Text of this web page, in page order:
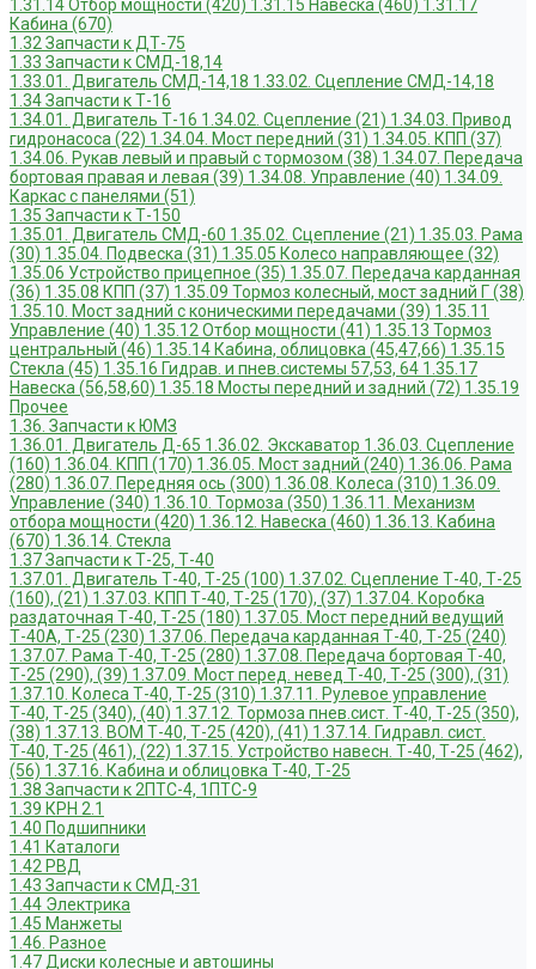
1.31.14 Отбор мощности (420) 1.31.15 Навеска (460) 1.31.17
Кабина (670)
1.32 Запчасти к ДТ-75
1.33 Запчасти к СМД-18,14
1.33.01. Двигатель СМД-14,18 1.33.02. Сцепление СМД-14,18
1.34 Запчасти к Т-16
1.34.01. Двигатель Т-16 1.34.02. Сцепление (21) 1.34.03. Привод
гидронасоса (22) 1.34.04. Мост передний (31) 1.34.05. КПП (37)
1.34.06. Рукав левый и правый с тормозом (38) 1.34.07. Передача
бортовая правая и левая (39) 1.34.08. Управление (40) 1.34.09.
Каркас с панелями (51)
1.35 Запчасти к Т-150
1.35.01. Двигатель СМД-60 1.35.02. Сцепление (21) 1.35.03. Рама
(30) 1.35.04. Подвеска (31) 1.35.05 Колесо направляющее (32)
1.35.06 Устройство прицепное (35) 1.35.07. Передача карданная
(36) 1.35.08 КПП (37) 1.35.09 Тормоз колесный, мост задний Г (38)
1.35.10. Мост задний с коническими передачами (39) 1.35.11
Управление (40) 1.35.12 Отбор мощности (41) 1.35.13 Тормоз
центральный (46) 1.35.14 Кабина, облицовка (45,47,66) 1.35.15
Стекла (45) 1.35.16 Гидрав. и пнев.системы 57,53, 64 1.35.17
Навеска (56,58,60) 1.35.18 Мосты передний и задний (72) 1.35.19
Прочее
1.36. Запчасти к ЮМЗ
1.36.01. Двигатель Д-65 1.36.02. Экскаватор 1.36.03. Сцепление
(160) 1.36.04. КПП (170) 1.36.05. Мост задний (240) 1.36.06. Рама
(280) 1.36.07. Передняя ось (300) 1.36.08. Колеса (310) 1.36.09.
Управление (340) 1.36.10. Тормоза (350) 1.36.11. Механизм
отбора мощности (420) 1.36.12. Навеска (460) 1.36.13. Кабина
(670) 1.36.14. Стекла
1.37 Запчасти к Т-25, Т-40
1.37.01. Двигатель Т-40, Т-25 (100) 1.37.02. Сцепление Т-40, Т-25
(160), (21) 1.37.03. КПП Т-40, Т-25 (170), (37) 1.37.04. Коробка
раздаточная Т-40, Т-25 (180) 1.37.05. Мост передний ведущий
Т-40А, Т-25 (230) 1.37.06. Передача карданная Т-40, Т-25 (240)
1.37.07. Рама Т-40, Т-25 (280) 1.37.08. Передача бортовая Т-40,
Т-25 (290), (39) 1.37.09. Мост перед. невед Т-40, Т-25 (300), (31)
1.37.10. Колеса Т-40, Т-25 (310) 1.37.11. Рулевое управление
Т-40, Т-25 (340), (40) 1.37.12. Тормоза пнев.сист. Т-40, Т-25 (350),
(38) 1.37.13. ВОМ Т-40, Т-25 (420), (41) 1.37.14. Гидравл. сист.
Т-40, Т-25 (461), (22) 1.37.15. Устройство навесн. Т-40, Т-25 (462),
(56) 1.37.16. Кабина и облицовка Т-40, Т-25
1.38 Запчасти к 2ПТС-4, 1ПТС-9
1.39 КРН 2.1
1.40 Подшипники
1.41 Каталоги
1.42 РВД
1.43 Запчасти к СМД-31
1.44 Электрика
1.45 Манжеты
1.46. Разное
1.47 Диски колесные и автошины